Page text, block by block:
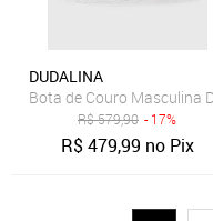
DUDALINA
Bota de Couro Masculina
R$579,90 - 17%
R$479,99 no Pix